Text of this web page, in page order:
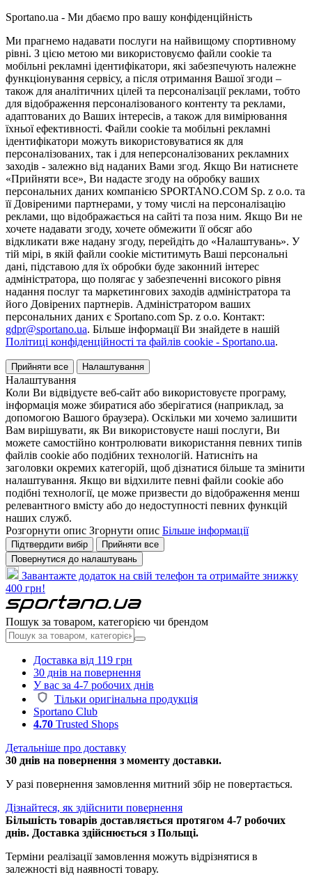
Sportano.ua - Ми дбаємо про вашу конфіденційність
Ми прагнемо надавати послуги на найвищому спортивному
рівні. З цією метою ми використовуємо файли cookie та
мобільні рекламні ідентифікатори, які забезпечують належне
функціонування сервісу, а після отримання Вашої згоди –
також для аналітичних цілей та персоналізації реклами, тобто
для відображення персоналізованого контенту та реклами,
адаптованих до Ваших інтересів, а також для вимірювання
їхньої ефективності. Файли cookie та мобільні рекламні
ідентифікатори можуть використовуватися як для
персоналізованих, так і для неперсоналізованих рекламних
заходів - залежно від наданих Вами згод. Якщо Ви натиснете
«Прийняти все», Ви надасте згоду на обробку ваших
персональних даних компанією SPORTANO.COM Sp. z o.o. та
її Довіреними партнерами, у тому числі на персоналізацію
реклами, що відображається на сайті та поза ним. Якщо Ви не
хочете надавати згоду, хочете обмежити її обсяг або
відкликати вже надану згоду, перейдіть до «Налаштувань». У
тій мірі, в якій файли cookie міститимуть Ваші персональні
дані, підставою для їх обробки буде законний інтерес
адміністратора, що полягає у забезпеченні високого рівня
надання послуг та маркетингових заходів адміністратора та
його Довірених партнерів. Адміністратором ваших
персональних даних є Sportano.com Sp. z o.o. Контакт:
gdpr@sportano.ua. Більше інформації Ви знайдете в нашій
Політиці конфіденційності та файлів cookie - Sportano.ua.
Прийняти все Налаштування
Налаштування
Коли Ви відвідуєте веб-сайт або використовуєте програму,
інформація може збиратися або зберігатися (наприклад, за
допомогою Вашого браузера). Оскільки ми хочемо залишити
Вам вирішувати, як Ви використовуєте наші послуги, Ви
можете самостійно контролювати використання певних типів
файлів cookie або подібних технологій. Натисніть на
заголовки окремих категорій, щоб дізнатися більше та змінити
налаштування. Якщо ви відхилите певні файли cookie або
подібні технології, це може призвести до відображення менш
релевантного вмісту або до недоступності певних функцій
наших служб.
Розгорнути опис Згорнути опис Більше інформації
Підтвердити вибір
Прийняти все
Повернутися до налаштувань
Завантажте додаток на свій телефон та отримайте знижку
400 грн!
Пошук за товаром, категорією чи брендом
Доставка від 119 грн
30 днів на повернення
У вас за 4-7 робочих днів
Тільки оригінальна продукція
Sportano Club
4.70 Trusted Shops
Детальніше про доставку
30 днів на повернення з моменту доставки.
У разі повернення замовлення митний збір не повертається.
Дізнайтеся, як здійснити повернення
Більшість товарів доставляється протягом 4-7 робочих
днів. Доставка здійснюється з Польщі.
Терміни реалізації замовлення можуть відрізнятися в
залежності від наявності товару.